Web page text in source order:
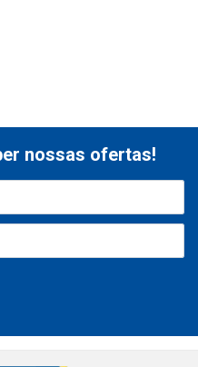
nossas ofertas!